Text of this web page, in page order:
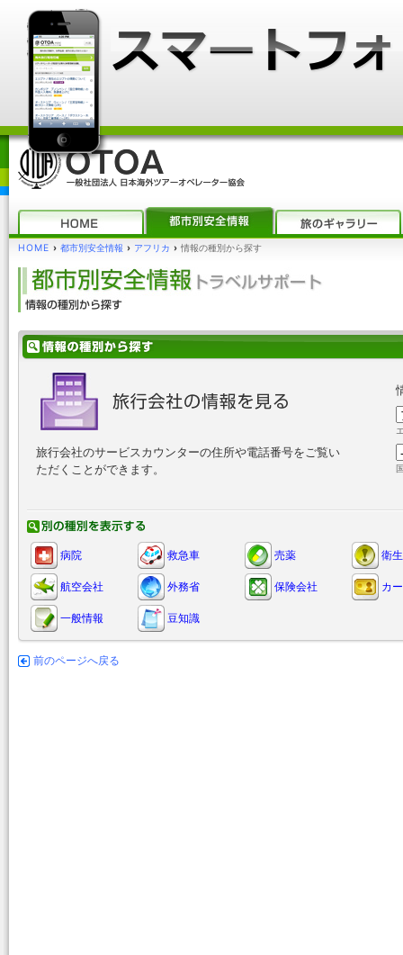
HOME › 都市別安全情報 › アフリカ › 情報の種別から探す
旅行会社のサービスカウンターの住所や電話番号をご覧い
ただくことができます。
病院 救急車 売薬 衛
航空会社 外務省 保険会社 カ
一般情報 豆知識
前のページへ戻る